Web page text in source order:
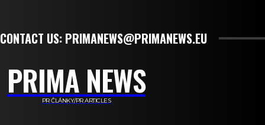
CONTACT US: PRIMANEWS@PRIMANEWS.EU
PRIMA NEWS
PR ČLÁNKY/PR ARTICLES